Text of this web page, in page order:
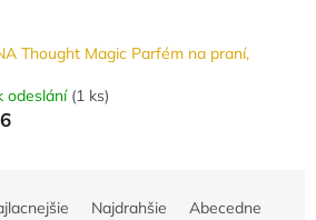
Thought Magic Parfém na praní,
odeslání (1 ks)
Najdrahšie Abecedne